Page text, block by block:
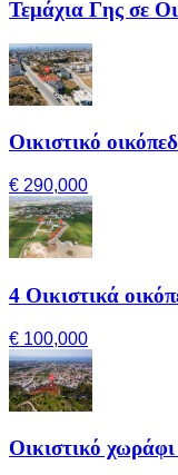
Τεμάχια Γης σε
Οικιστικό
€ 290,000
4 Οικιστικά
€ 100,000
Οικιστικό